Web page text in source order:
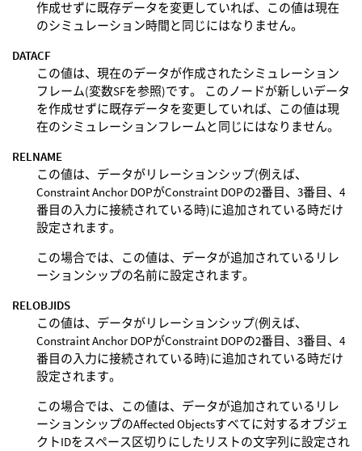
作成せずに既存データを変更していれば、この値は現在
のシミュレーション時間と同じにはなりません。
DATACF
この値は、現在のデータが作成されたシミュレーション
フレーム(変数SFを参照)です。 このノードが新しいデータ
を作成せずに既存データを変更していれば、この値は現
在のシミュレーションフレームと同じにはなりません。
RELNAME
この値は、データがリレーションシップ(例えば、
Constraint Anchor DOPがConstraint DOPの2番目、3番目、4
番目の入力に接続されている時)に追加されている時だけ
設定されます。
この場合では、この値は、データが追加されているリレ
ーションシップの名前に設定されます。
RELOBJIDS
この値は、データがリレーションシップ(例えば、
Constraint Anchor DOPがConstraint DOPの2番目、3番目、4
番目の入力に接続されている時)に追加されている時だけ
設定されます。
この場合では、この値は、データが追加されているリレ
ーションシップのAffected Objectsすべてに対するオブジェ
クトIDをスペース区切りにしたリストの文字列に設定され